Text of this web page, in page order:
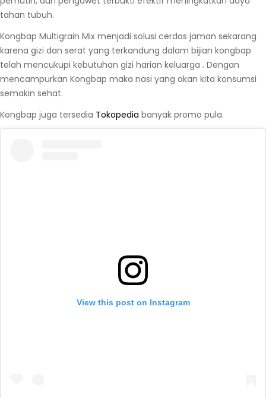
tahan tubuh.
Kongbap Multigrain Mix menjadi solusi cerdas jaman sekarang
karena gizi dan serat yang terkandung dalam bijian kongbap
telah mencukupi kebutuhan gizi harian keluarga . Dengan
mencampurkan Kongbap maka nasi yang akan kita konsumsi
semakin sehat.
Kongbap juga tersedia Tokopedia banyak promo pula.
View this post on Instagram